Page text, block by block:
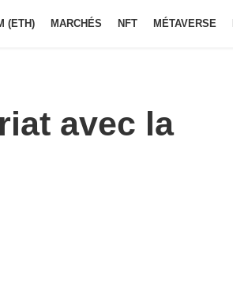
(ETH) MARCHÉS NFT MÉTAVERSE
avec la